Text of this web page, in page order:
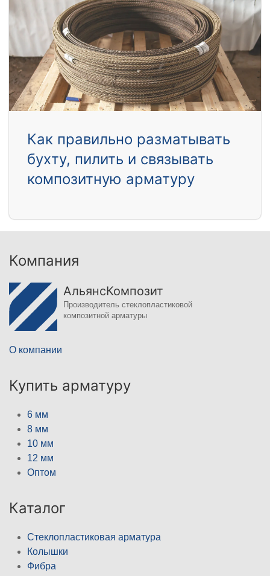
Как правильно разматывать
бухту, пилить и связывать
композитную арматуру
Компания
АльянсКомпозит
Производитель стеклопластиковой
композитной арматуры
О компании
Купить арматуру
6 мм
8 мм
10 мм
12 мм
Оптом
Каталог
Стеклопластиковая арматура
Колышки
Фибра